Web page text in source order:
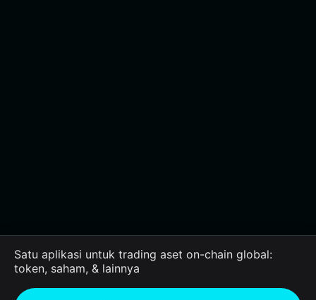
Satu aplikasi untuk trading aset on-chain global:
token, saham, & lainnya